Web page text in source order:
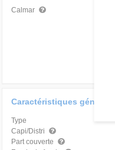
Calmar
Caractéristiques générales
Type
Capi/Distri
Part couverte